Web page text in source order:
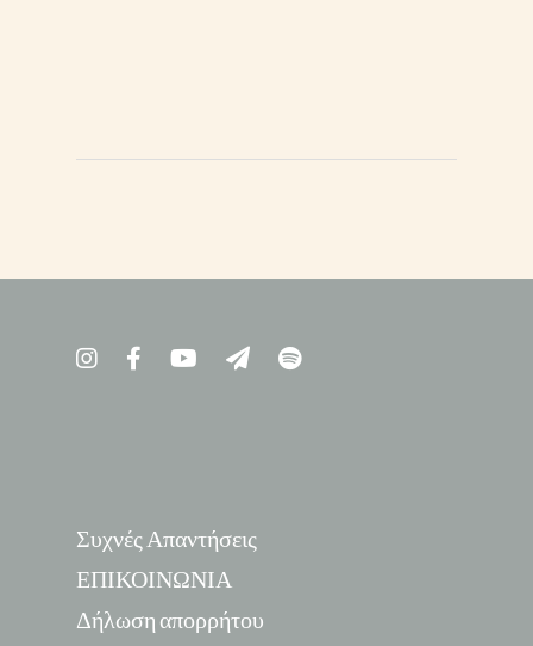
Συχνές Απαντήσεις
ΕΠΙΚΟΙΝΩΝΙΑ
Δήλωση απορρήτου